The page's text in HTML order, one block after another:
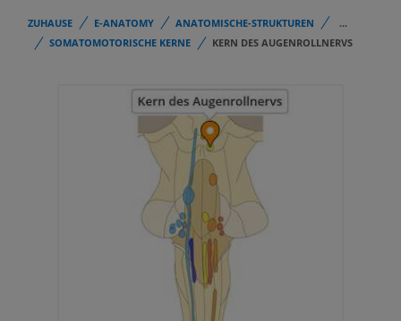
ZUHAUSE E-ANATOMY ANATOMISCHE-STRUKTUREN
...
SOMATOMOTORISCHE KERNE
KERN DES AUGENROLLNERVS